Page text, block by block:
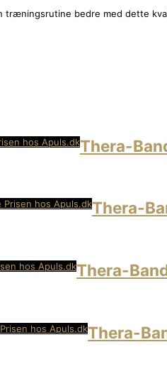
bedre med dette
hos Apuls.dkThera-
Prisen hos Apuls.dkThera-
hos Apuls.dkThera-
hos Apuls.dkThera-